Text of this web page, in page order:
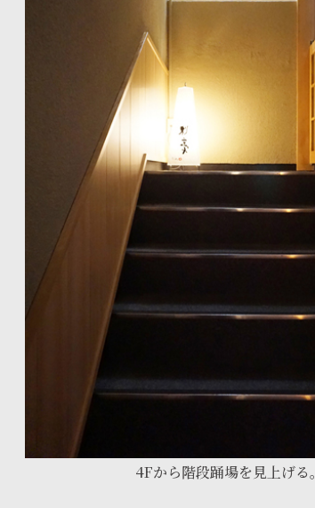
4Fから階段踊場を見上げる。